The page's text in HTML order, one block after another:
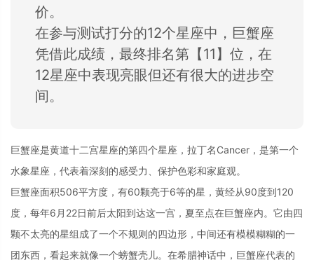
价。
在参与测试打分的12个星座中，巨蟹座
凭借此成绩，最终排名第【11】位，在
12星座中表现亮眼但还有很大的进步空
间。
巨蟹座是黄道十二宫星座的第四个星座，拉丁名Cancer，是第一个
水象星座，代表着深刻的感受力、保护色彩和家庭观。
巨蟹座面积506平方度，有60颗亮于6等的星，黄经从90度到120
度，每年6月22日前后太阳到达这一宫，夏至点在巨蟹座内。它由四
颗不太亮的星组成了一个不规则的四边形，中间还有模模糊糊的一
团东西，看起来就像一个螃蟹壳儿。在希腊神话中，巨蟹座代表的